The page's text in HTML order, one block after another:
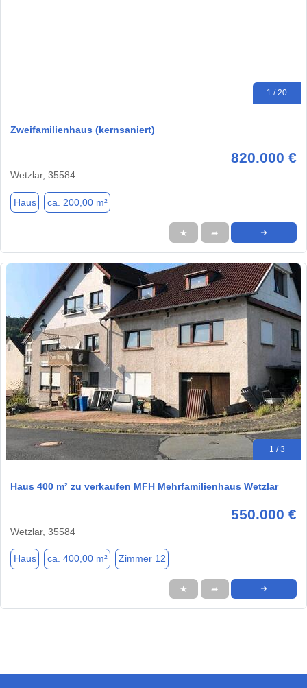
1 / 20
Zweifamilienhaus (kernsaniert)
820.000 €
Wetzlar, 35584
Haus ca. 200,00 m²
★ ➦ ➜
1 / 3
Haus 400 m² zu verkaufen MFH Mehrfamilienhaus Wetzlar
550.000 €
Wetzlar, 35584
Haus ca. 400,00 m² Zimmer 12
★ ➦ ➜